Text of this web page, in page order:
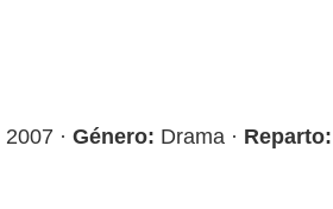
2007 · Género: Drama · Reparto: